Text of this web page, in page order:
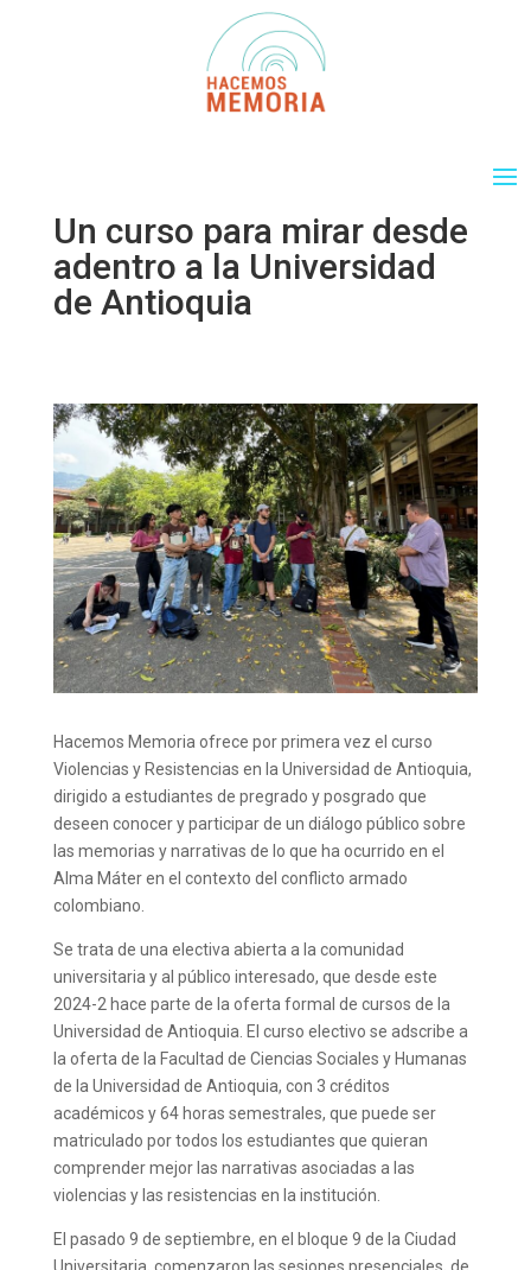
Un curso para mirar desde
adentro a la Universidad
de Antioquia
Hacemos Memoria ofrece por primera vez el curso
Violencias y Resistencias en la Universidad de Antioquia,
dirigido a estudiantes de pregrado y posgrado que
deseen conocer y participar de un diálogo público sobre
las memorias y narrativas de lo que ha ocurrido en el
Alma Máter en el contexto del conflicto armado
colombiano.
Se trata de una electiva abierta a la comunidad
universitaria y al público interesado, que desde este
2024-2 hace parte de la oferta formal de cursos de la
Universidad de Antioquia. El curso electivo se adscribe a
la oferta de la Facultad de Ciencias Sociales y Humanas
de la Universidad de Antioquia, con 3 créditos
académicos y 64 horas semestrales, que puede ser
matriculado por todos los estudiantes que quieran
comprender mejor las narrativas asociadas a las
violencias y las resistencias en la institución.
El pasado 9 de septiembre, en el bloque 9 de la Ciudad